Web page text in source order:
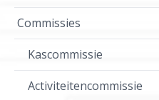
Commissies
Kascommissie
Activiteitencommissie